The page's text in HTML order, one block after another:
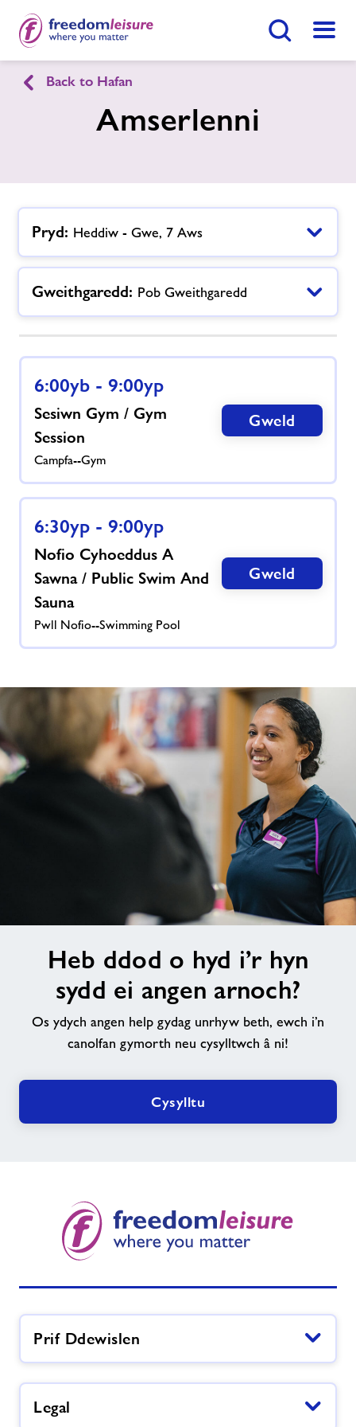
English Cymraeg
Hafan
Ein cyfleusterau
Amserlenni
Newyddion
Cysylltwch â ni
Swyddi
Prisiau
Swyddi
Ynghylch Freedom Leisure
Ymunwch Nawr
Gwnewch Ymholiad Nawr
Dod O Hyd I Ganolfan
Back to Hafan
Amserlenni
Pryd: Heddiw - Gwe, 7 Aws
Gweithgaredd: Pob Gweithgaredd
6:00yb - 9:00yp
Sesiwn Gym / Gym
Session
Campfa--Gym
Gweld
6:30yp - 9:00yp
Nofio Cyhoeddus A
Sawna / Public Swim And
Sauna
Pwll Nofio--Swimming Pool
Gweld
angen
Heb ddod o hyd i’r hyn
sydd ei angen arnoch?
Os ydych angen help gydag unrhyw beth, ewch i’n
canolfan gymorth neu cysylltwch â ni!
Cysylltu
Prif Ddewislen
Legal